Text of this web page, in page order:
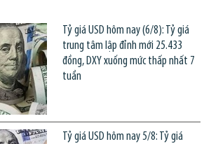
Tỷ giá USD hôm nay (6/8): Tỷ giá
trung tâm lập đỉnh mới 25.433
đồng, DXY xuống mức thấp nhất 7
tuần
Tỷ giá USD hôm nay 5/8: Tỷ giá